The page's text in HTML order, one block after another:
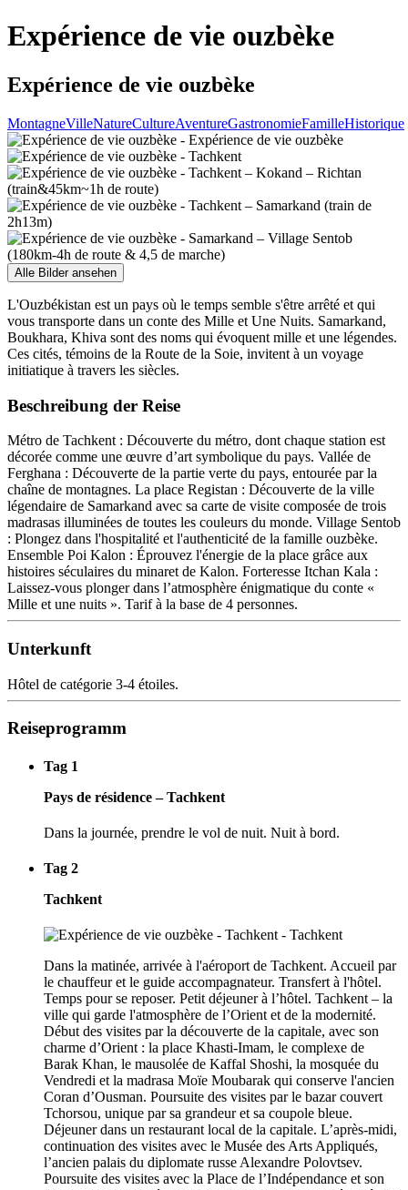
Expérience de vie ouzbèke
Expérience de vie ouzbèke
MontagneVilleNatureCultureAventureGastronomieFamilleHistorique
Alle Bilder ansehen
L'Ouzbékistan est un pays où le temps semble s'être arrêté et qui
vous transporte dans un conte des Mille et Une Nuits. Samarkand,
Boukhara, Khiva sont des noms qui évoquent mille et une légendes.
Ces cités, témoins de la Route de la Soie, invitent à un voyage
initiatique à travers les siècles.
Beschreibung der Reise
Métro de Tachkent : Découverte du métro, dont chaque station est
décorée comme une œuvre d’art symbolique du pays. Vallée de
Ferghana : Découverte de la partie verte du pays, entourée par la
chaîne de montagnes. La place Registan : Découverte de la ville
légendaire de Samarkand avec sa carte de visite composée de trois
madrasas illuminées de toutes les couleurs du monde. Village Sentob
: Plongez dans l'hospitalité et l'authenticité de la famille ouzbèke.
Ensemble Poi Kalon : Éprouvez l'énergie de la place grâce aux
histoires séculaires du minaret de Kalon. Forteresse Itchan Kala :
Laissez-vous plonger dans l’atmosphère énigmatique du conte «
Mille et une nuits ». Tarif à la base de 4 personnes.
Unterkunft
Hôtel de catégorie 3-4 étoiles.
Reiseprogramm
Tag 1
Pays de résidence – Tachkent
Dans la journée, prendre le vol de nuit. Nuit à bord.
Tag 2
Tachkent
Dans la matinée, arrivée à l'aéroport de Tachkent. Accueil par
le chauffeur et le guide accompagnateur. Transfert à l'hôtel.
Temps pour se reposer. Petit déjeuner à l’hôtel. Tachkent – la
ville qui garde l'atmosphère de l’Orient et de la modernité.
Début des visites par la découverte de la capitale, avec son
charme d’Orient : la place Khasti-Imam, le complexe de
Barak Khan, le mausolée de Kaffal Shoshi, la mosquée du
Vendredi et la madrasa Moïe Moubarak qui conserve l'ancien
Coran d’Ousman. Poursuite des visites par le bazar couvert
Tchorsou, unique par sa grandeur et sa coupole bleue.
Déjeuner dans un restaurant local de la capitale. L’après-midi,
continuation des visites avec le Musée des Arts Appliqués,
l’ancien palais du diplomate russe Alexandre Polovtsev.
Poursuite des visites avec la Place de l’Indépendance et son